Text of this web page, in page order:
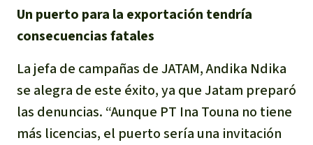
Para niñas y niños
Defensoras y Defensores
Un puerto para la exportación tendría
consecuencias fatales
La jefa de campañas de JATAM, Andika Ndika
se alegra de este éxito, ya que Jatam preparó
las denuncias. “Aunque PT Ina Touna no tiene
más licencias, el puerto sería una invitación